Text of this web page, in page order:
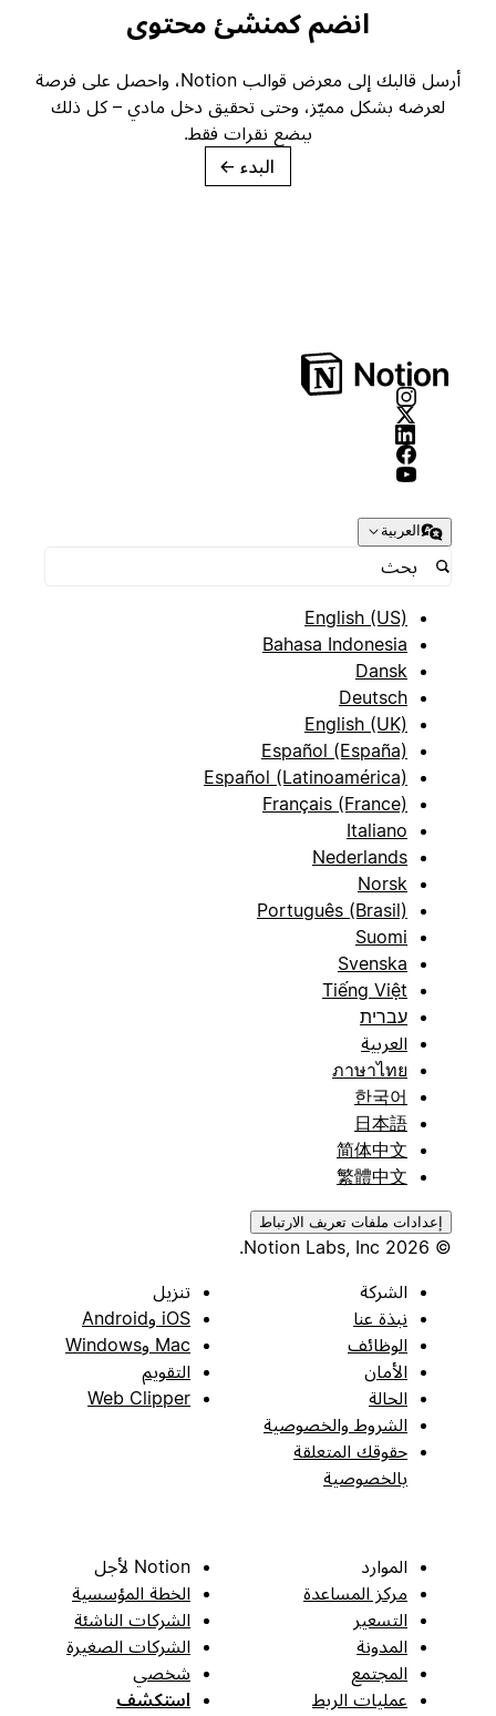
انضم كمنشئ محتوى
أرسل قالبك إلى معرض قوالب Notion، واحصل على فرصة
لعرضه بشكل مميّز، وحتى تحقيق دخل مادي – كل ذلك
ببضع نقرات فقط.
→
العربية
English (US)
Bahasa Indonesia
Dansk
Deutsch
English (UK)
Español (España)
Español (Latinoamérica)
Français (France)
Italiano
Nederlands
Norsk
Português (Brasil)
Suomi
Svenska
Tiếng Việt
עברית
العربية
ภาษาไทย
한국어
日本語
简体中文
繁體中文
إعدادات ملفات تعريف الارتباط
الشركة
نبذة عنا
الوظائف
الأمان
الحالة
الشروط والخصوصية
حقوقك المتعلقة
بالخصوصية
تنزيل
iOS وAndroid
Mac وWindows
التقويم
Web Clipper
الموارد
مركز المساعدة
التسعير
المدونة
المجتمع
عمليات الربط
Notion لأجل
الخطة المؤسسية
الشركات الناشئة
الشركات الصغيرة
شخصي
استكشف